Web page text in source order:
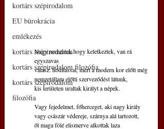
kortárs szépirodalom
EU bürokrácia
emlékezés
kortárs szépirodalom
kortárs szépirodalom filozófia
kortárs szépirodalom
filozófia
Nagy nemzetek hogy keletkeztek, van rá
egyszavas
válasz: hódítással, mert a modern kor előtt még
nemzetállam előtti szerveződést látunk,
kis területen uraltak királyt a népek.
Vagy fejedelmet, főherceget, aki nagy király
vagy császár védereje, szárnya alá tartozott,
őt maga fölé elismerve alkottak laza